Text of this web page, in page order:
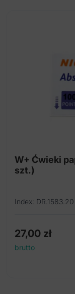
W+ Ćwieki
szt.)
Index: DR.1583.20
27,00 zł
brutto